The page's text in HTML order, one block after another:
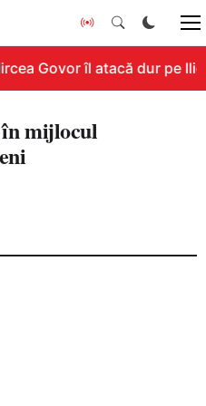
Govor îl atacă dur pe
în mijlocul